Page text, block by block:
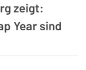
zeigt:
Year sind